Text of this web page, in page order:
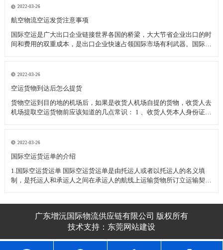
因为空中较少受自然
2022-03-26
航空物流空运发货注意事项
国际空运是广大出口企业链接世界各国的桥梁，大大节省企业出口的时
间和费用的双重成本，是出口企业快速占领国际市场有利武器。国际空
动植物检疫
2022-03-26
空运货物到达后怎么提货
货物空运到目的地的机场后，如果是收货人机场自提的货物，收货人去
机场提取空运货物前应该知道的几点常识： 1 、收货人凭本人身份证或
代为2022-03-26
​国际空运货运单的介绍
1.国际空运货运单 国际空运货运单是由托运人或者以托运人的名义填
制，是托运人和承运人之间在承运人的航线上运输货物所订立运输契约
广东增沅国际物流供应链有限公司 版权所有
技术支持： 东莞网站建设​